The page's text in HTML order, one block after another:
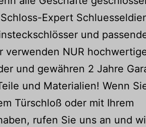
Expert
und
verwenden NUR
und gewähren 2 Jahre
und Materialien! Wenn
Türschloß oder mit Ihrem
rufen Sie uns an und